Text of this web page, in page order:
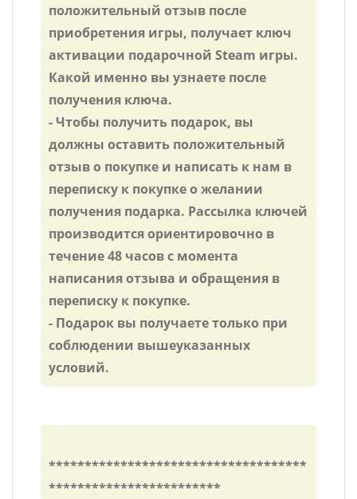
положительный отзыв после
приобретения игры, получает ключ
активации подарочной Steam игры.
Какой именно вы узнаете после
получения ключа.
- Чтобы получить подарок, вы
должны оставить положительный
отзыв о покупке и написать к нам в
переписку к покупке о желании
получения подарка. Рассылка ключей
производится ориентировочно в
течение 48 часов с момента
написания отзыва и обращения в
переписку к покупке.
- Подарок вы получаете только при
соблюдении вышеуказанных
условий.
************************************
************************